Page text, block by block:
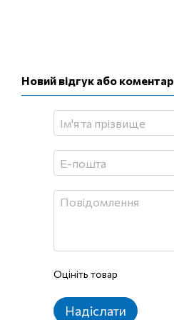
Новий відгук або коментар
Оцініть товар
Надіслати